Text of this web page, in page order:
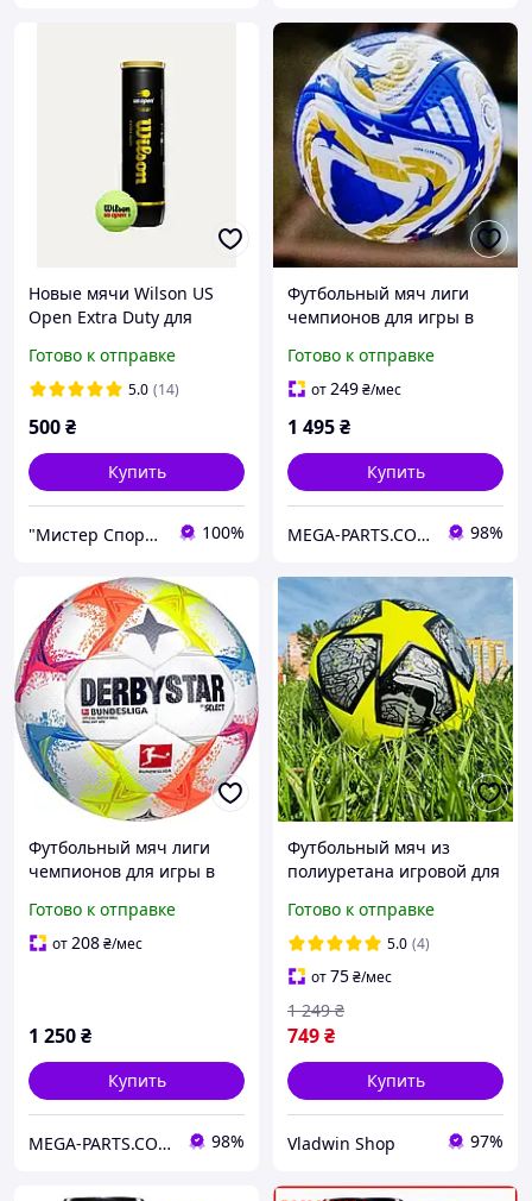
Новые мячи Wilson US
Open Extra Duty для
в банке
Готово к отправке
5.0 (14)
500₴
Купить
"Мистер Спорт" Интернет-магазин 100%
Футбольный мяч лиги
чемпионов для игры в
футбольные мячи для
асфальта и улицы ADIDAS
Готово к отправке
от249₴/мес
1 495₴
Купить
MEGA-PARTS.COM.UA 98%
Футбольный мяч лиги
чемпионов для игры в
футбольные мячи для
асфальта и улицы
Готово к отправке
от208₴/мес
1 250₴
Купить
MEGA-PARTS.COM.UA 98%
Футбольный мяч из
полиуретана игровой для
Футбольные мячи для
мальчиков
Готово к отправке
5.0 (4)
от75₴/мес
749₴
1 249 ₴
Купить
Vladwin Shop 97%